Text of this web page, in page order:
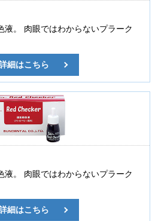
液。 肉眼ではわからないプラーク
細はこちら
液。 肉眼ではわからないプラーク
細はこちら